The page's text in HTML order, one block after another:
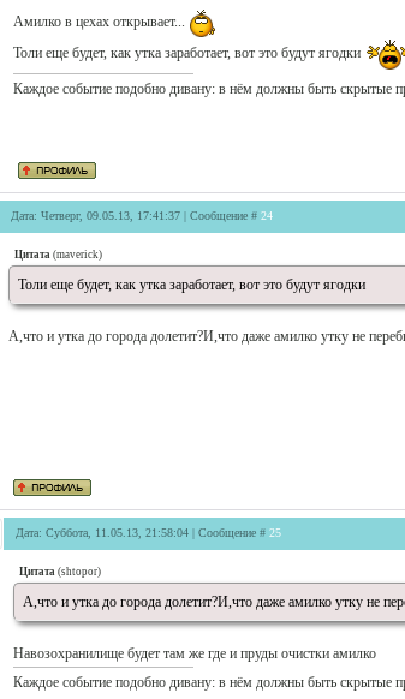
Амилко в цехах открывает...
Толи еще будет, как утка заработает, вот это будут ягодки
Каждое событие подобно дивану: в нём должны быть скрытые
Дата: Четверг, 09.05.13, 17:41:37 | Сообщение # 24
Цитата (maverick)
Толи еще будет, как утка заработает, вот это будут ягодки
А,что и утка до города долетит?И,что даже амилко утку не
Дата: Суббота, 11.05.13, 21:58:04 | Сообщение # 25
Цитата (shtopor)
А,что и утка до города долетит?И,что даже амилко утку не
Навозохранилище будет там же где и пруды очистки амилко
Каждое событие подобно дивану: в нём должны быть скрытые